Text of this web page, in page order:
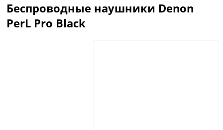
Беспроводные наушники Denon
PerL Pro Black